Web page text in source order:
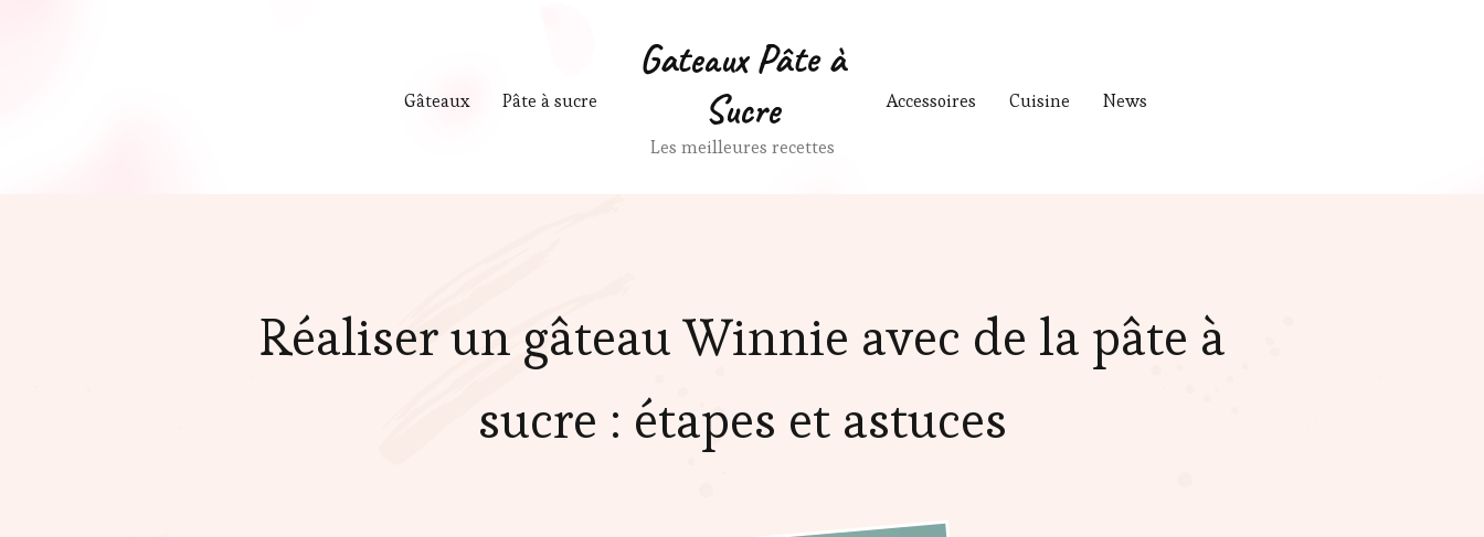
Gâteaux Pâte à sucre Accessoires Cuisine News
Gateaux Pâte à
Sucre
Les meilleures recettes
Réaliser un gâteau Winnie avec de la pâte à
sucre : étapes et astuces